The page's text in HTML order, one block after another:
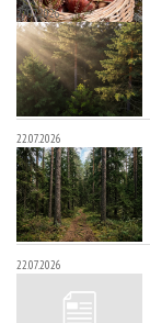
27.07.2026
22.07.2026
22.07.2026